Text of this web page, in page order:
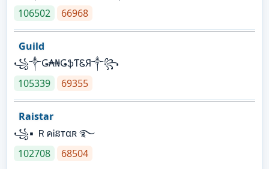
106502
66968
Guild
꧁༒Ǥ₳₦ǤֆƬᏋЯ༒꧂
105339
69355
Raistar
꧁▪ ＲคᎥនтαʀ ࿐
102708
68504